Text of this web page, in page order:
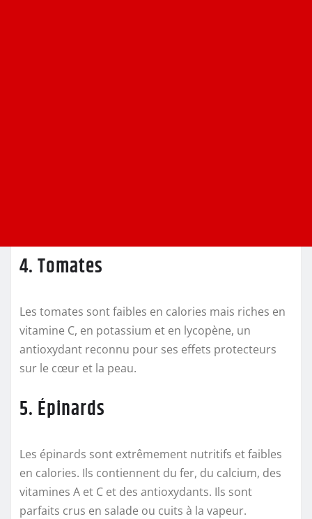
4. Tomates
Les tomates sont faibles en calories mais riches en
vitamine C, en potassium et en lycopène, un
antioxydant reconnu pour ses effets protecteurs
sur le cœur et la peau.
5. Épinards
Les épinards sont extrêmement nutritifs et faibles
en calories. Ils contiennent du fer, du calcium, des
vitamines A et C et des antioxydants. Ils sont
parfaits crus en salade ou cuits à la vapeur.